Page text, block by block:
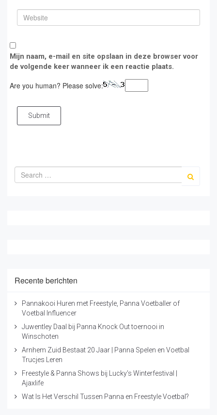
Mijn naam, e-mail en site opslaan in deze browser voor
de volgende keer wanneer ik een reactie plaats.
Are you human? Please solve:
Submit
Recente berichten
Pannakooi Huren met Freestyle, Panna Voetballer of
Voetbal Influencer
Juwentley Daal bij Panna Knock Out toernooi in
Winschoten
Arnhem Zuid Bestaat 20 Jaar | Panna Spelen en Voetbal
Trucjes Leren
Freestyle & Panna Shows bij Lucky's Winterfestival |
Ajaxlife
Wat Is Het Verschil Tussen Panna en Freestyle Voetbal?